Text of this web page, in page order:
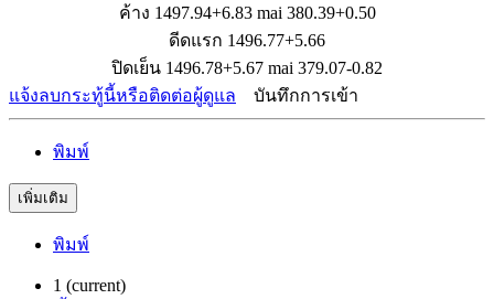
ค้าง 1497.94+6.83 mai 380.39+0.50
ดีดแรก 1496.77+5.66
ปิดเย็น 1496.78+5.67 mai 379.07-0.82
แจ้งลบกระทู้นี้หรือติดต่อผู้ดูแล
บันทึกการเข้า
พิมพ์
เพิ่มเติม
พิมพ์
1 (current)